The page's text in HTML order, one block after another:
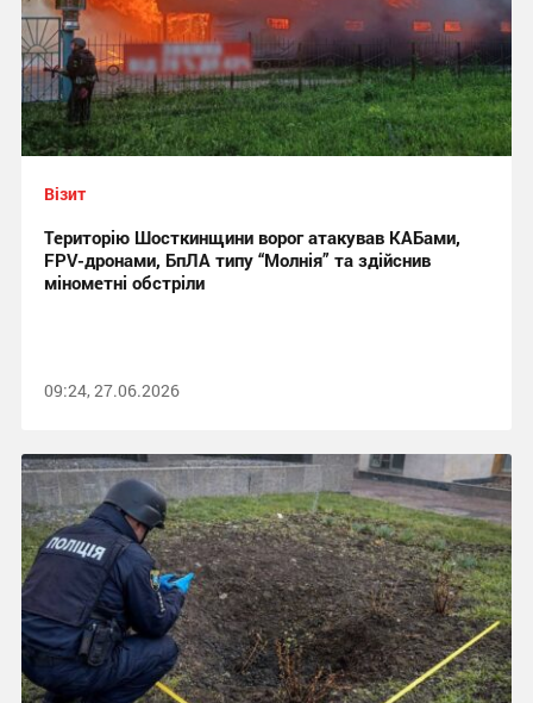
Візит
Територію Шосткинщини ворог атакував КАБами,
FPV-дронами, БпЛА типу “Молнія” та здійснив
мінометні обстріли
09:24, 27.06.2026